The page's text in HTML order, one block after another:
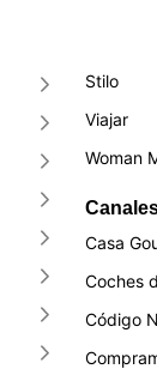
Stilo
Viajar
Woman
Casa
Coches
Código